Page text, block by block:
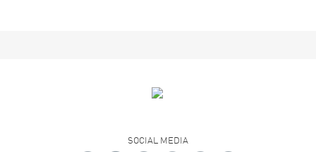
SOCIAL MEDIA